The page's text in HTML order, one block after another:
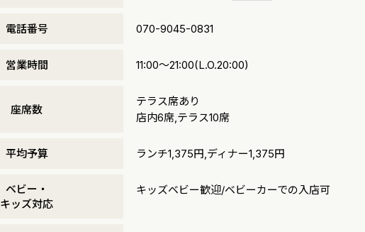
電話番号 070-9045-0831
営業時間 11:00～21:00(L.O.20:00)
座席数
テラス席あり
店内6席,テラス10席
平均予算 ランチ1,375円,ディナー1,375円
ベビー・
キッズ対応
キッズベビー歓迎/ベビーカーでの入店可